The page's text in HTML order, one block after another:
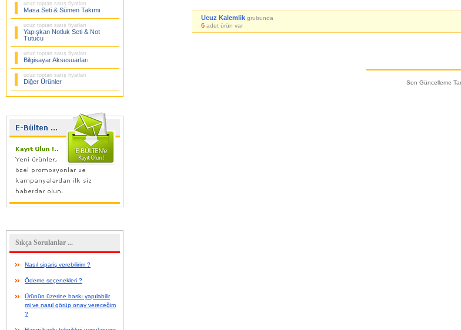
ucuz toptan satış fiyatları
Masa Seti & Sümen Takımı
ucuz toptan satış fiyatları
Yapışkan Notluk Seti & Not
Tutucu
ucuz toptan satış fiyatları
Bilgisayar Aksesuarları
ucuz toptan satış fiyatları
Diğer Ürünler
Sıkça Sorulanlar ...
Nasıl sipariş verebilirim ?
Ödeme seçenekleri ?
Ürünün üzerine baskı yapılabilir
mi ve nasıl görüp onay vereceğim
?
Ucuz Kalemlikgrubunda
6adet ürün var
Son Güncelleme